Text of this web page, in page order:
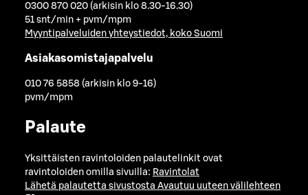
0300 870 020 (arkisin klo 8.30-16.30)
51 snt/min + pvm/mpm
Myyntipalveluiden yhteystiedot, koko Suomi
Asiakasomistajapalvelu
010 76 5858 (arkisin klo 9-16)
pvm/mpm
Palaute
Yksittäisten ravintoloiden palautelinkit ovat
ravintoloiden omilla sivuilla: Ravintolat
Lähetä palautetta sivustosta Avautuu uuteen välilehteen